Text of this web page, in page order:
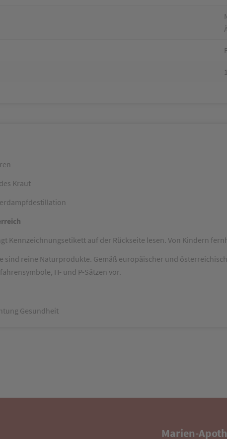
Kraut
Kennzeichnungsetikett auf der Rückseite lesen. Von Kindern
sind reine Naturprodukte. Gemäß europäischer und
H- und P-Sätzen vor.
Marien-